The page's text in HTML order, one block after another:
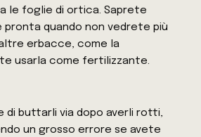
le foglie di ortica. Saprete
pronta quando non vedrete più
erbacce, come la
usarla come fertilizzante.
di buttarli via dopo averli rotti,
un grosso errore se avete